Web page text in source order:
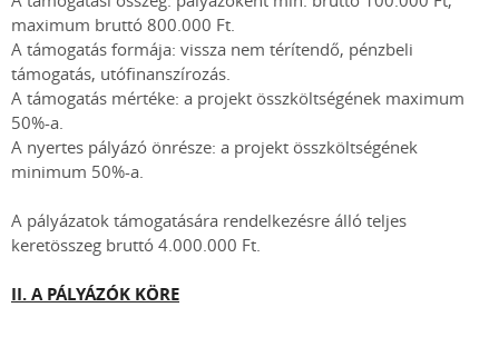
maximum bruttó 800.000 Ft.
A támogatás formája: vissza nem térítendő, pénzbeli
támogatás, utófinanszírozás.
A támogatás mértéke: a projekt összköltségének maximum
50%-a.
A nyertes pályázó önrésze: a projekt összköltségének
minimum 50%-a.
A pályázatok támogatására rendelkezésre álló teljes
keretösszeg bruttó 4.000.000 Ft.
II. A PÁLYÁZÓK KÖRE